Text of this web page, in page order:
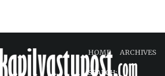
HOME ARCHIVES
SEARCH: